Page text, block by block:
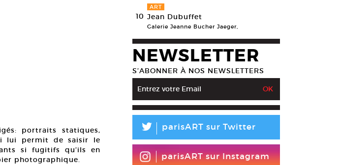
portraits statiques,
lui permit de saisir le
si fugitifs qu’ils en
photographique.
10
ART
Jean Dubuffet
Galerie Jeanne Bucher Jaeger,
NEWSLETTER
S’ABONNER À NOS NEWSLETTERS
L parisART sur Twitter
parisART sur Instagram